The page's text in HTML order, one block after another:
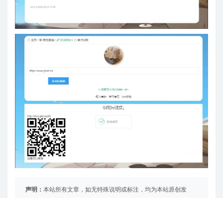
声明： 本站所有文章，如无特殊说明或标注，均为本站原创发